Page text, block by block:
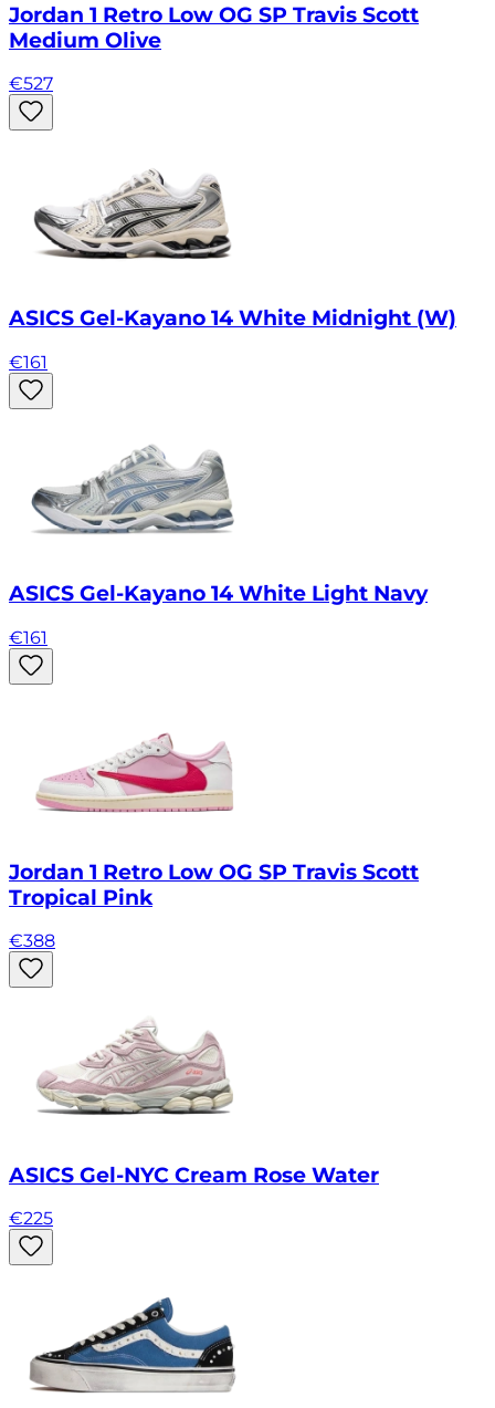
Jordan 1 Retro Low OG SP Travis Scott
Medium Olive
€527
ASICS Gel-Kayano 14 White Midnight (W)
€161
ASICS Gel-Kayano 14 White Light Navy
€161
Jordan 1 Retro Low OG SP Travis Scott
Tropical Pink
€388
ASICS Gel-NYC Cream Rose Water
€225